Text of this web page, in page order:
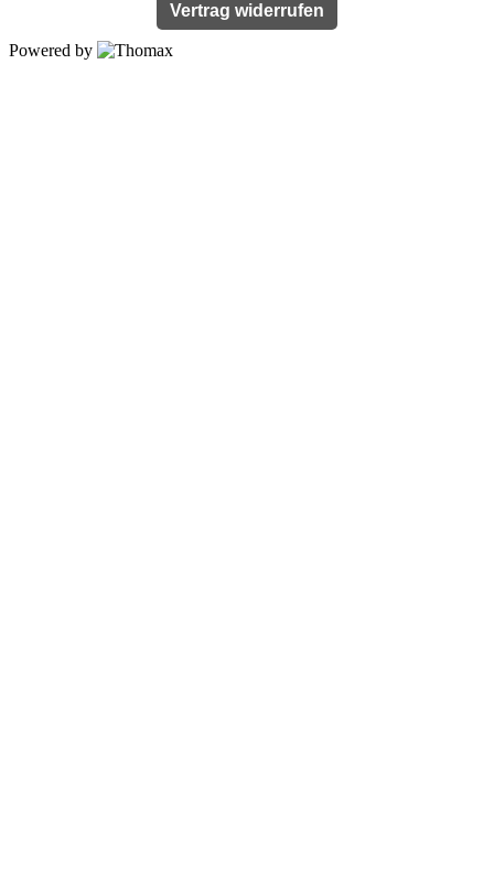
Vertrag widerrufen
Powered by